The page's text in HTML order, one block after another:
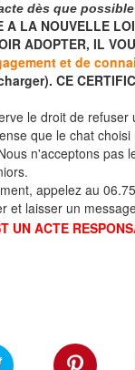
dès que
A LA NOUVELLE
ADOPTER, IL
et de
CE
le droit de refuser
que le chat
n'acceptons pas
appelez au
et laisser un
UN ACTE